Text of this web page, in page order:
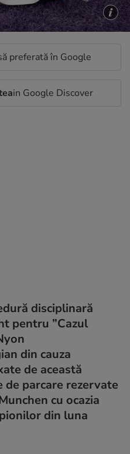
preferată în Google
in Google Discover
disciplinară
pentru ”Cazul
din cauza
de această
parcare rezervate
cu ocazia
din luna